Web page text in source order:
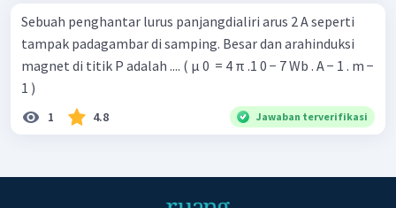
Sebuah penghantar lurus panjangdialiri arus 2 A seperti
tampak padagambar di samping. Besar dan arahinduksi
magnet di titik P adalah .... ( μ 0 ​ = 4 π .1 0 − 7 Wb . A − 1 . m −
1 )
1 4.8 Jawaban terverifikasi